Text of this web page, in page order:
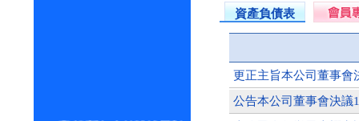
資產負債表
更正主旨本公司董事會
公告本公司董事會決議